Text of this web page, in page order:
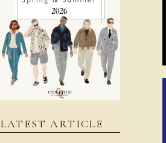
LATEST ARTICLE